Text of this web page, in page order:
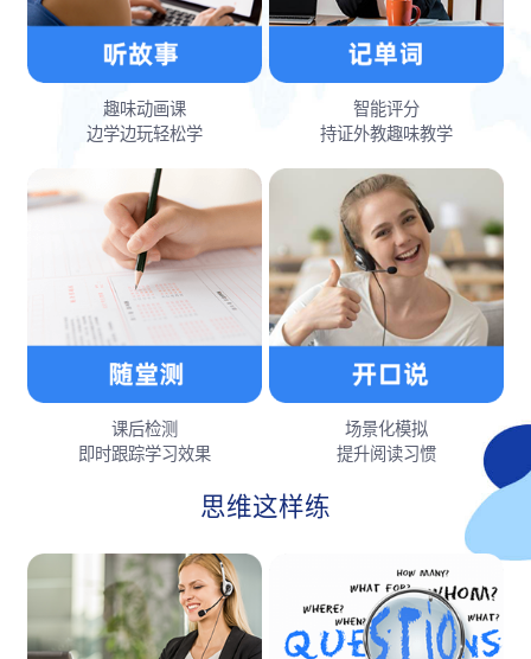
趣味动画课
边学边玩轻松学
智能评分
持证外教趣味教学
课后检测
即时跟踪学习效果
场景化模拟
提升阅读习惯
思维这样练